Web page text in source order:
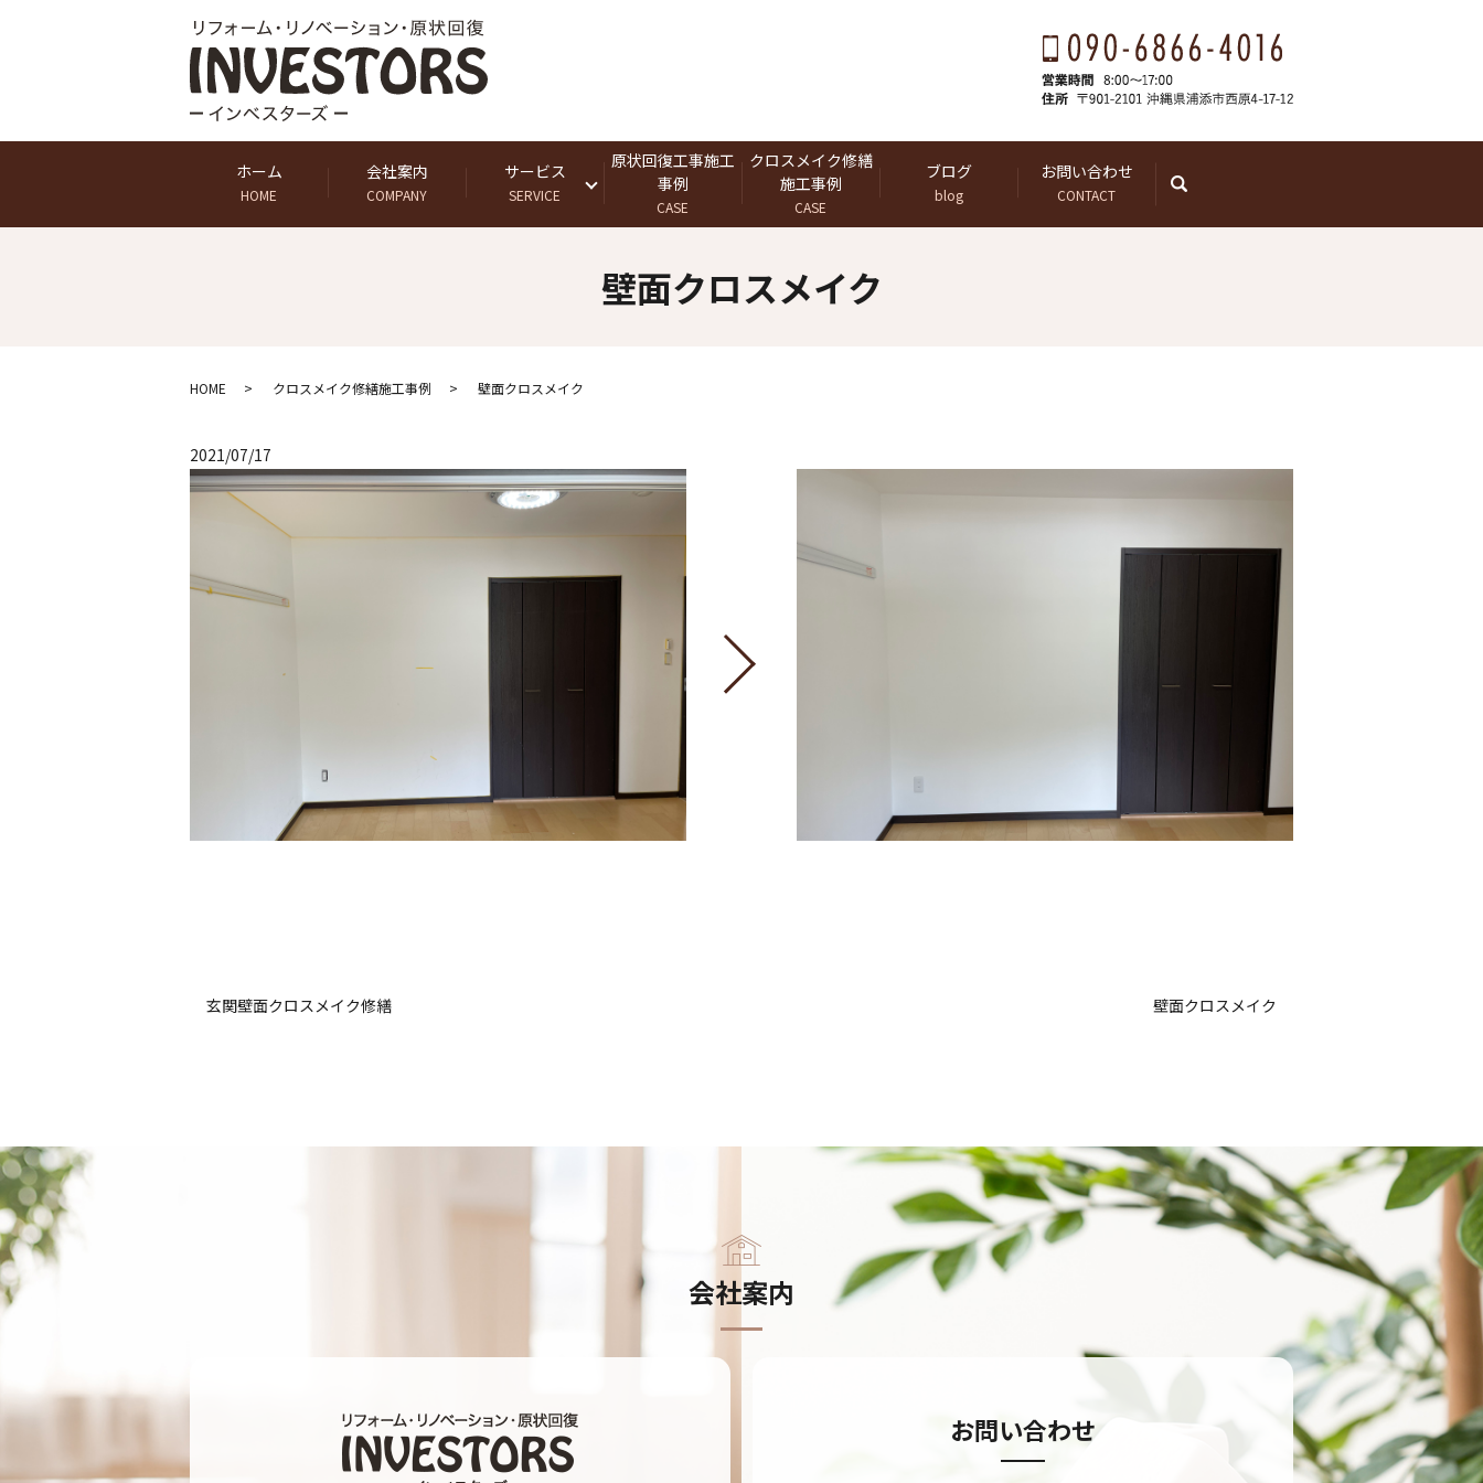
ホーム
HOME
会社案内
COMPANY
サービス
SERVICE
原状回復工事施工
事例
CASE
クロスメイク修繕
施工事例
CASE
ブログ
blog
お問い合わせ
CONTACT
search
壁面クロスメイク
HOME クロスメイク修繕施工事例 壁面クロスメイク
2021/07/17
玄関壁面クロスメイク修繕 壁面クロスメイク
会社案内
お問い合わせ